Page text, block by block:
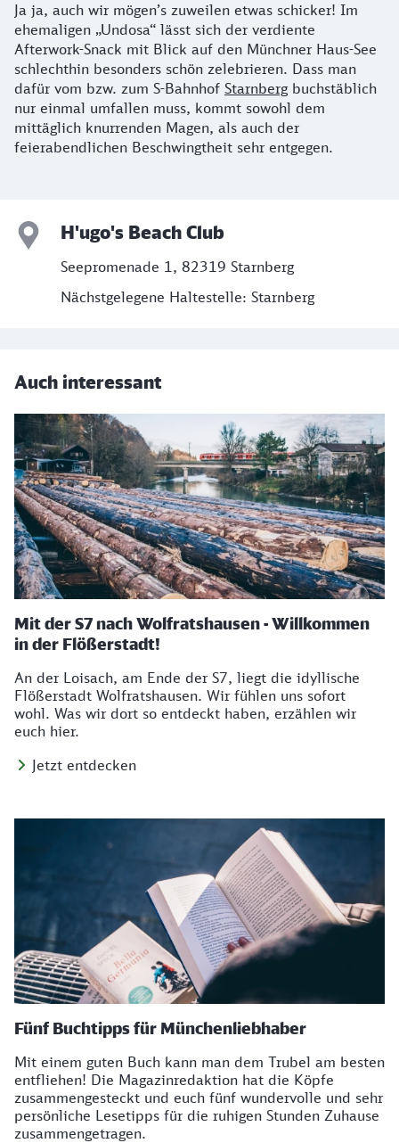
Ja ja, auch wir mögen’s zuweilen etwas schicker! Im
ehemaligen „Undosa“ lässt sich der verdiente
Afterwork-Snack mit Blick auf den Münchner Haus-See
schlechthin besonders schön zelebrieren. Dass man
dafür vom bzw. zum S-Bahnhof Starnbergbuchstäblich
nur einmal umfallen muss, kommt sowohl dem
mittäglich knurrenden Magen, als auch der
feierabendlichen Beschwingtheit sehr entgegen.
H'ugo's Beach Club
Seepromenade 1, 82319 Starnberg
Nächstgelegene Haltestelle: Starnberg
Auch interessant
Mit der S7 nach Wolfratshausen - Willkommen
in der Flößerstadt!
An der Loisach, am Ende der S7, liegt die idyllische
Flößerstadt Wolfratshausen. Wir fühlen uns sofort
wohl. Was wir dort so entdeckt haben, erzählen wir
euch hier.
Jetzt entdecken
Fünf Buchtipps für Münchenliebhaber
Mit einem guten Buch kann man dem Trubel am besten
entfliehen! Die Magazinredaktion hat die Köpfe
zusammengesteckt und euch fünf wundervolle und sehr
persönliche Lesetipps für die ruhigen Stunden Zuhause
zusammengetragen.